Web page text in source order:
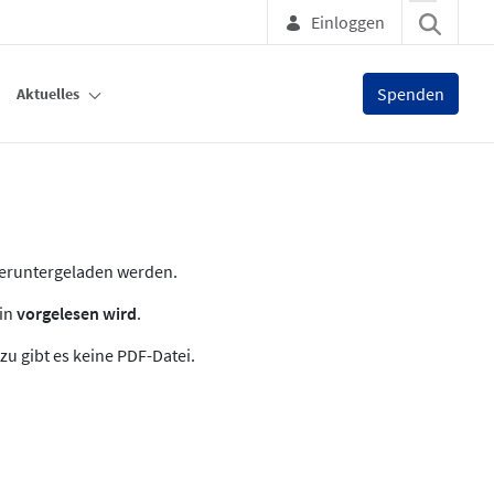
Einloggen
Aktuelles Spenden
werden.
vorgelesen wird.
gibt es keine PDF-Datei.